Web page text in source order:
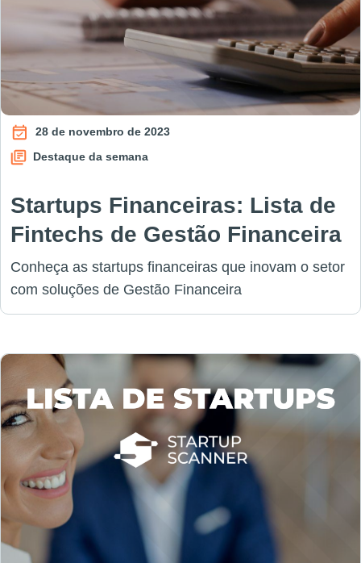
28 de novembro de 2023
Destaque da semana
Startups Financeiras: Lista de
Fintechs de Gestão Financeira
Conheça as startups financeiras que inovam o setor
com soluções de Gestão Financeira